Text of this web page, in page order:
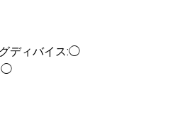
ディバイス:◯
:◯